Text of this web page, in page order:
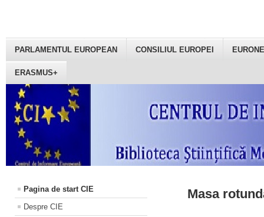
PARLAMENTUL EUROPEAN CONSILIUL EUROPEI
ERASMUS+
Pagina de start CIE
Despre CIE
Masa